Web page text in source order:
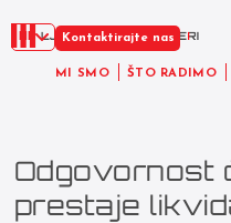
MI SMO ŠTO RADIMO
Kontaktirajte nas
Odgovornost
prestaje